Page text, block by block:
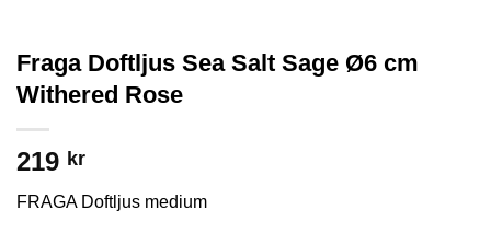
Fraga Doftljus Sea Salt Sage Ø6 cm
Withered Rose
219 kr
FRAGA Doftljus medium